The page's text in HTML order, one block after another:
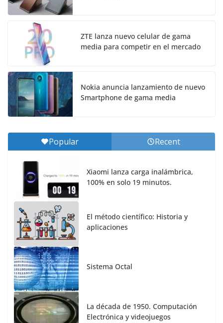
ZTE lanza nuevo celular de gama
media para competir en el mercado
Nokia anuncia lanzamiento de nuevo
Smartphone de gama media
Popular Recent
Xiaomi lanza carga inalámbrica,
100% en solo 19 minutos.
El método científico: Historia y
aplicaciones
Sistema Octal
La década de 1950. Computación
Electrónica y videojuegos